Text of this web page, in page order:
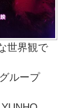
世界観で
ループ